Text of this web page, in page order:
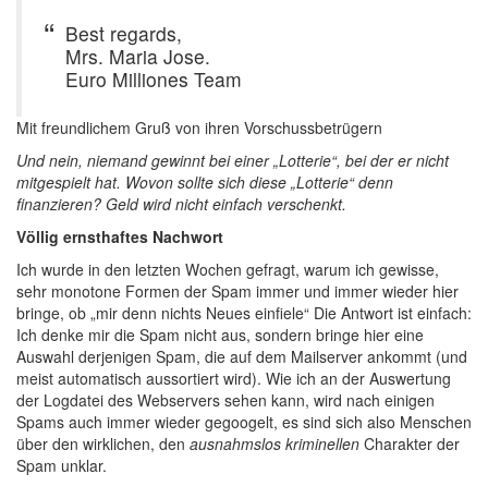
Best regards,
Mrs. Maria Jose.
Euro Milliones Team
Mit freundlichem Gruß von ihren Vorschussbetrügern
Und nein, niemand gewinnt bei einer „Lotterie“, bei der er nicht
mitgespielt hat. Wovon sollte sich diese „Lotterie“ denn
finanzieren? Geld wird nicht einfach verschenkt.
Völlig ernsthaftes Nachwort
Ich wurde in den letzten Wochen gefragt, warum ich gewisse,
sehr monotone Formen der Spam immer und immer wieder hier
bringe, ob „mir denn nichts Neues einfiele“ Die Antwort ist einfach:
Ich denke mir die Spam nicht aus, sondern bringe hier eine
Auswahl derjenigen Spam, die auf dem Mailserver ankommt (und
meist automatisch aussortiert wird). Wie ich an der Auswertung
der Logdatei des Webservers sehen kann, wird nach einigen
Spams auch immer wieder gegoogelt, es sind sich also Menschen
über den wirklichen, den ausnahmslos kriminellen Charakter der
Spam unklar.